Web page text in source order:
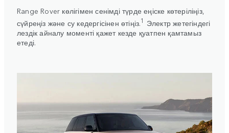
Range Rover көлігімен сенімді түрде еңіске көтеріліңіз,
сүйреңіз және су кедергісінен өтіңіз.1 Электр жетегіндегі
лездік айналу моменті қажет кезде қуатпен қамтамыз
етеді.